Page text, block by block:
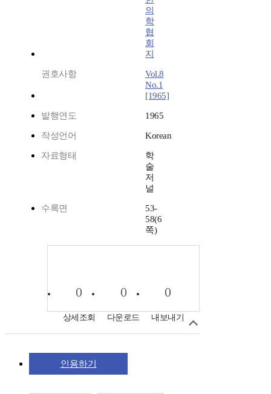
의
학
협
회
지
권호사항
Vol.8
No.1
[1965]
발행연도 1965
작성언어 Korean
자료형태
학
술
저
널
수록면
53-
58(6
쪽)
0
상세조회
0
다운로드
0
내보내기
인용하기